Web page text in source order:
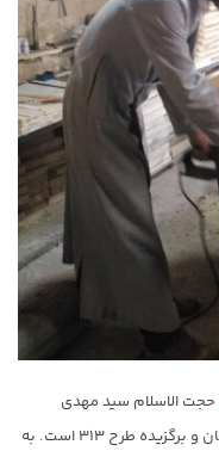
حجت الاسلام سید مهدی
موسوی، امام روستای کاوند از توابع استان زنجان و برگزیده طرح ۳۱۳ است. به